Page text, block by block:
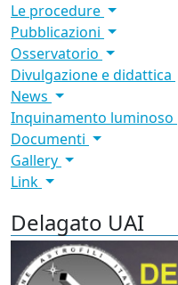
Le procedure
Pubblicazioni
Osservatorio
Divulgazione e didattica
News
Inquinamento luminoso
Documenti
Gallery
Link
Delagato UAI